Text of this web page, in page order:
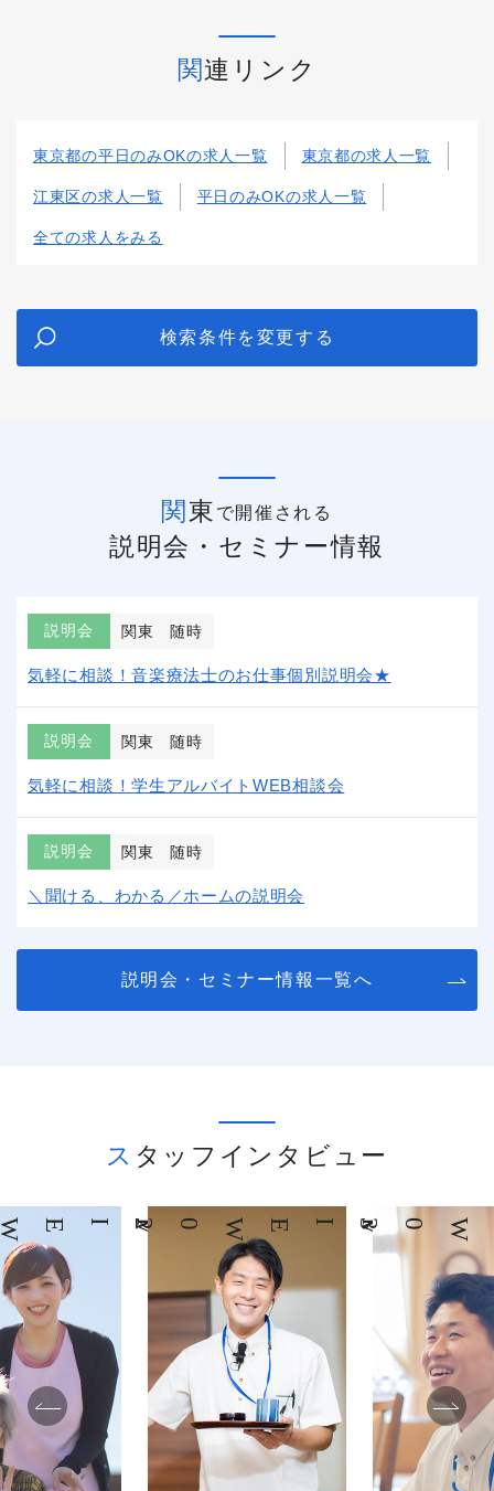
関連リンク
東京都の平日のみOKの求人一覧 東京都の求人一覧
江東区の求人一覧 平日のみOKの求人一覧
全ての求人をみる
検索条件を変更する
関東 で開催される
説明会・セミナー情報
説明会 関東 随時
気軽に相談！音楽療法士のお仕事個別説明会★
説明会 関東 随時
気軽に相談！学生アルバイトWEB相談会
説明会 関東 随時
＼聞ける、わかる／ホームの説明会
説明会・セミナー情報一覧へ
スタッフインタビュー
INTERVIEW INTERVIEW
02 03